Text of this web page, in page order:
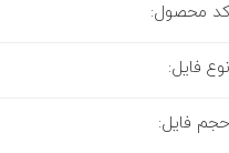
کد محصول:
نوع فایل:
حجم فایل: